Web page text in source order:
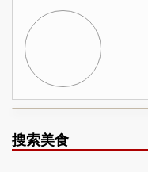
搜索美食